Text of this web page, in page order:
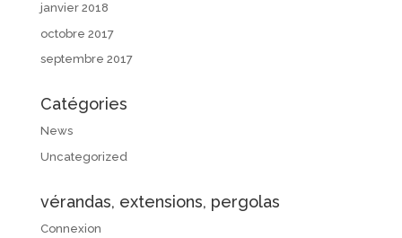
janvier 2018
octobre 2017
septembre 2017
Catégories
News
Uncategorized
vérandas, extensions, pergolas
Connexion